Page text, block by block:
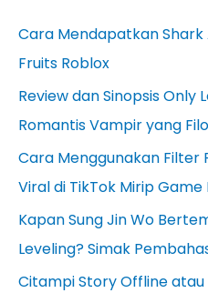
Cara Mendapatkan Shark
Fruits Roblox
Review dan Sinopsis Only
Romantis Vampir yang
Cara Menggunakan Filter
Viral di TikTok Mirip Game
Kapan Sung Jin Wo
Leveling? Simak
Citampi Story Offline atau